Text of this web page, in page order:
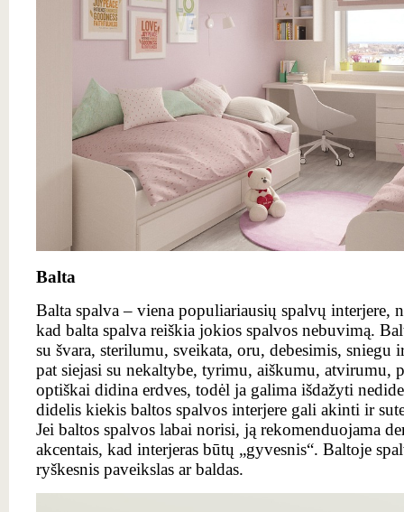
Balta
Balta spalva – viena populiariausių spalvų interjere,
kad balta spalva reiškia jokios spalvos nebuvimą.
su švara, sterilumu, sveikata, oru, debesimis, sniegu
pat siejasi su nekaltybe, tyrimu, aiškumu, atvirumu,
optiškai didina erdves, todėl ja galima išdažyti
didelis kiekis baltos spalvos interjere gali akinti ir
Jei baltos spalvos labai norisi, ją rekomenduojama
akcentais, kad interjeras būtų „gyvesnis“. Baltoje
ryškesnis paveikslas ar baldas.